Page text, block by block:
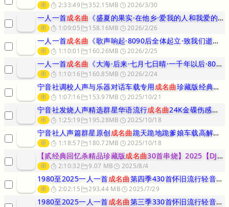
串 2:33:49 352.15MB 2026/3/30
一人一首成名曲 《盛夏的果实·在他乡·爱我的人和我爱的人》KK网独家
串 1:09:05 158.16MB 2026/2/26
一人一首成名曲 《歌声响起·8090后全体起立·致我们逝去的青春》娱
串 1:10:01 160.26MB 2026/2/25
一人一首成名曲 《大海·后来·七月七日晴·一千年以后·8090经典回
串 1:10:16 160.85MB 2026/2/24
宁音社调校人声与乐器对话车载专用成名曲珍藏版经典流行老歌原碟重置-
串 1:07:16 153.97MB 2025/10/21
宁音社发烧人声精选群星华语流行成名曲24K金碟伤感碟片珍藏版享受车
串 1:25:19 195.28MB 2025/10/18
宁音社人声篇群星原创成名曲跪天跪地跪爹娘车载高解析度车听长途不疲惫
串 1:18:57 180.72MB 2025/10/18
【贰经典回忆杀精品珍藏版成名曲30首串烧】2025【DJ邹杰】
串 2:10:32 9.07 MB 2025/8/4
1980至2025一人一首成名曲第四季430首怀旧流行轻音乐车载C
串 2:02:15 293.44 MB 2025/7/29
1980至2025一人一首成名曲第三季330首怀旧流行轻音乐车载C